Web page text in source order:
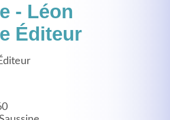
- Léon
Éditeur
Web Projects
sit amet, consectetuer adipiscing
commodo ligula eget dolor.